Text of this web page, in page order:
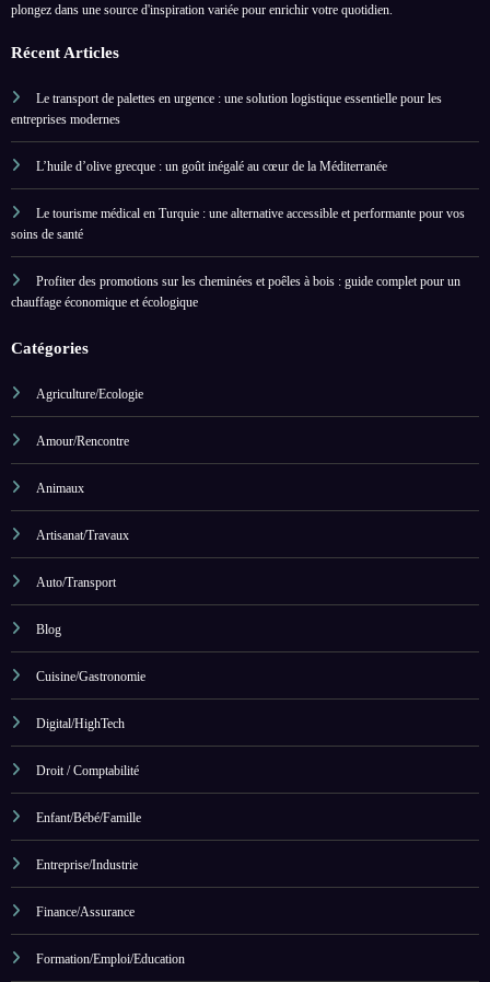
plongez dans une source d'inspiration variée pour enrichir votre quotidien.
Récent Articles
Le transport de palettes en urgence : une solution logistique essentielle pour les
entreprises modernes
L’huile d’olive grecque : un goût inégalé au cœur de la Méditerranée
Le tourisme médical en Turquie : une alternative accessible et performante pour vos
soins de santé
Profiter des promotions sur les cheminées et poêles à bois : guide complet pour un
chauffage économique et écologique
Catégories
Agriculture/Ecologie
Amour/Rencontre
Animaux
Artisanat/Travaux
Auto/Transport
Blog
Cuisine/Gastronomie
Digital/HighTech
Droit / Comptabilité
Enfant/Bébé/Famille
Entreprise/Industrie
Finance/Assurance
Formation/Emploi/Education